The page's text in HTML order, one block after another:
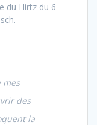
du Hirtz du 6
mes
des
la